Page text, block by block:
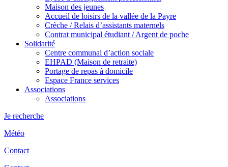
Maison des jeunes
Accueil de loisirs de la vallée de la Payre
Crèche / Relais d’assistants maternels
Contrat municipal étudiant / Argent de poche
Solidarité
Centre communal d’action sociale
EHPAD (Maison de retraite)
Portage de repas à domicile
Espace France services
Associations
Associations
Je recherche
Météo
Contact